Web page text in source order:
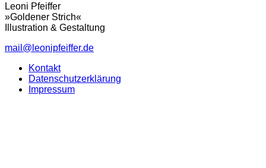
Leoni Pfeiffer
»Goldener Strich«
Illustration & Gestaltung
mail@leonipfeiffer.de
Kontakt
Datenschutzerklärung
Impressum